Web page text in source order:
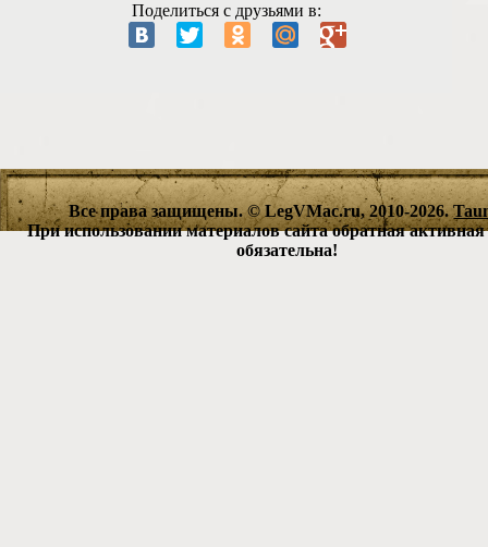
Поделиться с друзьями в:
Все права защищены. © LegVMac.ru, 2010-2026.
При использовании материалов сайта обратная
обязательна!